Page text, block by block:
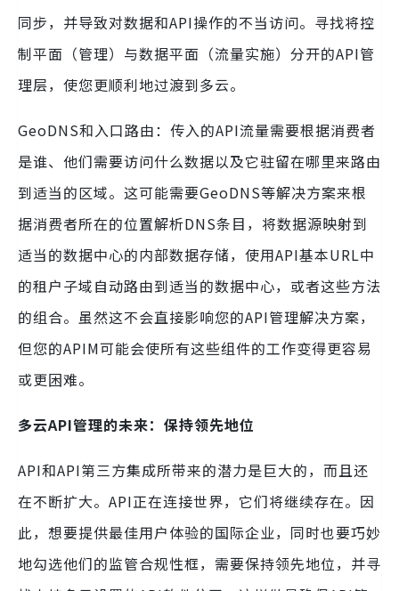
同步，并导致对数据和API操作的不当访问。寻找将控
制平面（管理）与数据平面（流量实施）分开的API管
理层，使您更顺利地过渡到多云。
GeoDNS和入口路由：传入的API流量需要根据消费者
是谁、他们需要访问什么数据以及它驻留在哪里来路由
到适当的区域。这可能需要GeoDNS等解决方案来根
据消费者所在的位置解析DNS条目，将数据源映射到
适当的数据中心的内部数据存储，使用API基本URL中
的租户子域自动路由到适当的数据中心，或者这些方法
的组合。虽然这不会直接影响您的API管理解决方案，
但您的APIM可能会使所有这些组件的工作变得更容易
或更困难。
多云API管理的未来：保持领先地位
API和API第三方集成所带来的潜力是巨大的，而且还
在不断扩大。API正在连接世界，它们将继续存在。因
此，想要提供最佳用户体验的国际企业，同时也要巧妙
地勾选他们的监管合规性框，需要保持领先地位，并寻